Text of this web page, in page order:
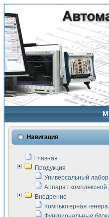
Навигация
Главная
Продукция
Универсальный
Аппарат комплексной
Внедрение
Компьютерная